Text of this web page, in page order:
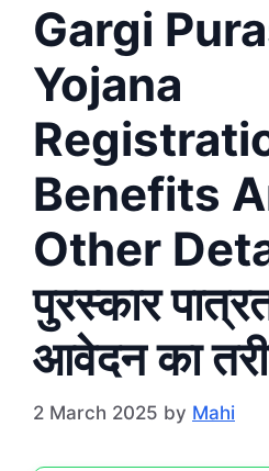
Gargi
Yojana
Benefits
Other
पुरस्कार
आवेदन का
2 March 2025 by Mahi